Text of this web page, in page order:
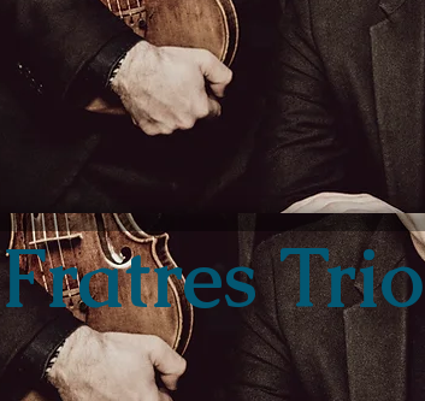
Fratres Trio